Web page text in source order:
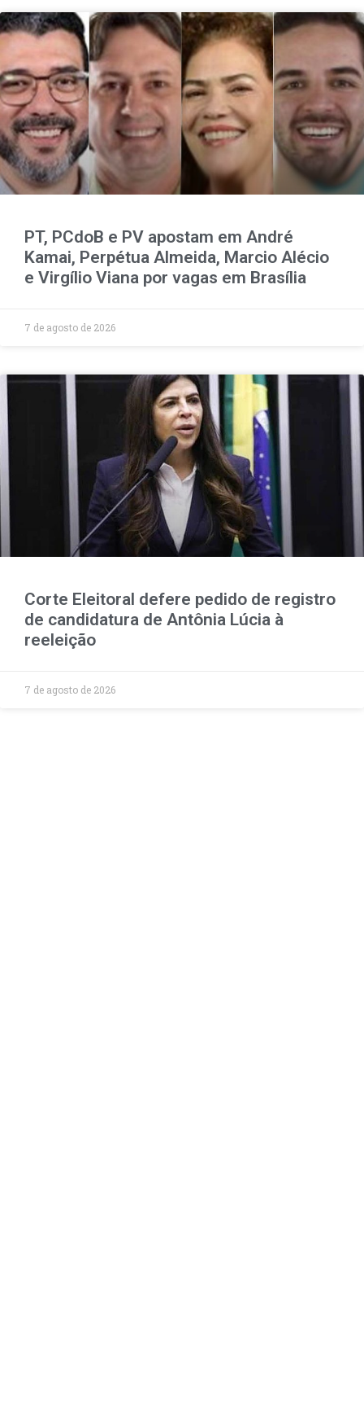
PT, PCdoB e PV apostam em André
Kamai, Perpétua Almeida, Marcio Alécio
e Virgílio Viana por vagas em Brasília
7 de agosto de 2026
Corte Eleitoral defere pedido de registro
de candidatura de Antônia Lúcia à
reeleição
7 de agosto de 2026